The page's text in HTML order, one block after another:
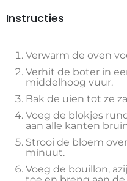
Instructies
Verwarm de oven
Verhit de boter in
middelhoog vuur.
Bak de uien tot ze
Voeg de blokjes
aan alle kanten
Strooi de bloem
minuut.
Voeg de bouillon,